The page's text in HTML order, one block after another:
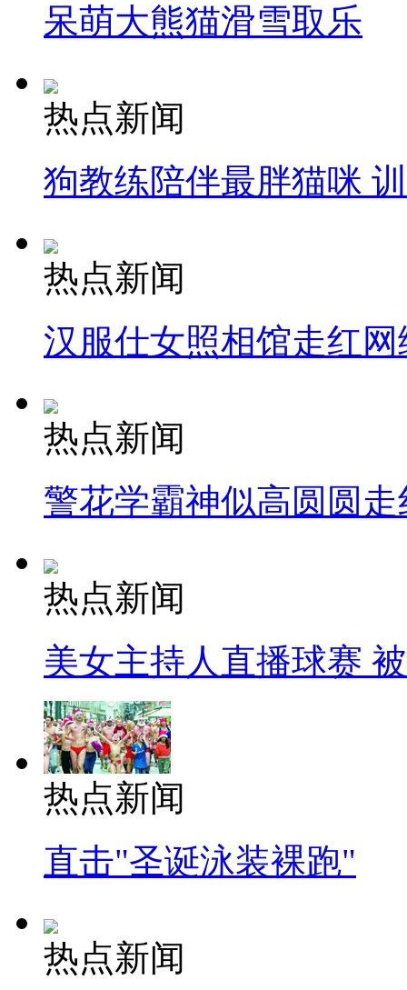
呆萌大熊猫滑雪取乐
热点新闻
狗教练陪伴最胖猫咪
热点新闻
汉服仕女照相馆走红网
热点新闻
警花学霸神似高圆圆走
热点新闻
美女主持人直播球赛
热点新闻
直击"圣诞泳装裸跑"
热点新闻